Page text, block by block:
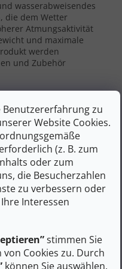
zu
Website Cookies.
(z. B. zum
oder zum
die Besucherzahlen
zu verbessern oder
Interessen
stimmen Sie
Cookies zu. Durch
können Sie auswählen,
wasserabweisendes
die dem Wetter
Atmungsaktivität
und maximale
werden
und Zubehör
dem Helm kompatibel
optimale
Design stellt sicher,
des Rucksacks nicht
in Konflikt geraten.